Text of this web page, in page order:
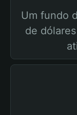
Um fundo
de